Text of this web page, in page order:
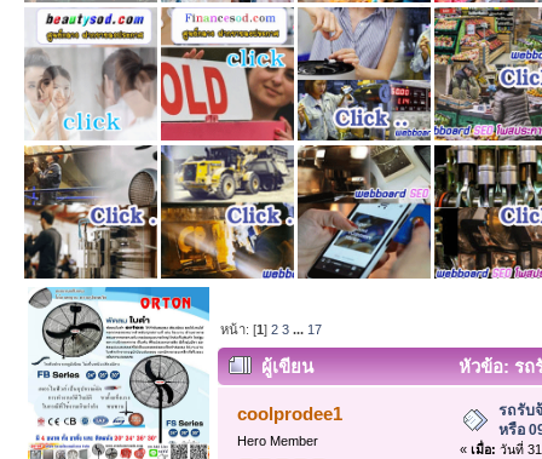
หน้า: [1]2 3 ... 17
ผู้เขียน หัวข้อ: รถรั
coolprodee1
Hero Member
รถรับ
หรือ
« เมื่อ: วันที่